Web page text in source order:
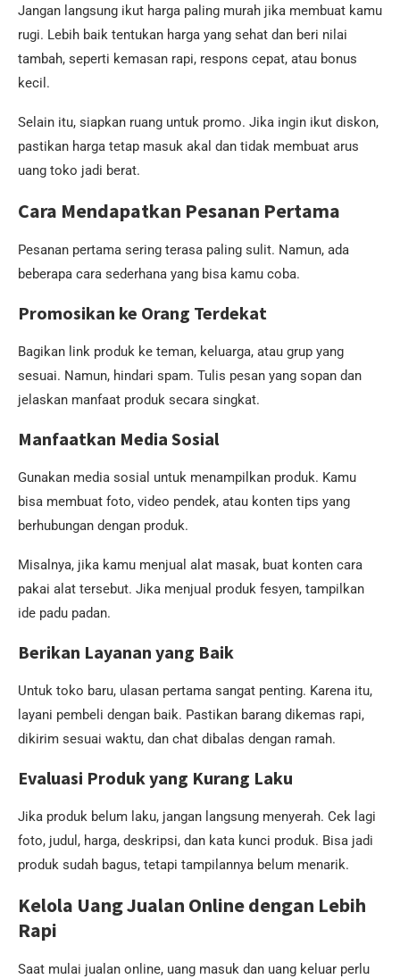
Jangan langsung ikut harga paling murah jika membuat kamu
rugi. Lebih baik tentukan harga yang sehat dan beri nilai
tambah, seperti kemasan rapi, respons cepat, atau bonus
kecil.
Selain itu, siapkan ruang untuk promo. Jika ingin ikut diskon,
pastikan harga tetap masuk akal dan tidak membuat arus
uang toko jadi berat.
Cara Mendapatkan Pesanan Pertama
Pesanan pertama sering terasa paling sulit. Namun, ada
beberapa cara sederhana yang bisa kamu coba.
Promosikan ke Orang Terdekat
Bagikan link produk ke teman, keluarga, atau grup yang
sesuai. Namun, hindari spam. Tulis pesan yang sopan dan
jelaskan manfaat produk secara singkat.
Manfaatkan Media Sosial
Gunakan media sosial untuk menampilkan produk. Kamu
bisa membuat foto, video pendek, atau konten tips yang
berhubungan dengan produk.
Misalnya, jika kamu menjual alat masak, buat konten cara
pakai alat tersebut. Jika menjual produk fesyen, tampilkan
ide padu padan.
Berikan Layanan yang Baik
Untuk toko baru, ulasan pertama sangat penting. Karena itu,
layani pembeli dengan baik. Pastikan barang dikemas rapi,
dikirim sesuai waktu, dan chat dibalas dengan ramah.
Evaluasi Produk yang Kurang Laku
Jika produk belum laku, jangan langsung menyerah. Cek lagi
foto, judul, harga, deskripsi, dan kata kunci produk. Bisa jadi
produk sudah bagus, tetapi tampilannya belum menarik.
Kelola Uang Jualan Online dengan Lebih
Rapi
Saat mulai jualan online, uang masuk dan uang keluar perlu